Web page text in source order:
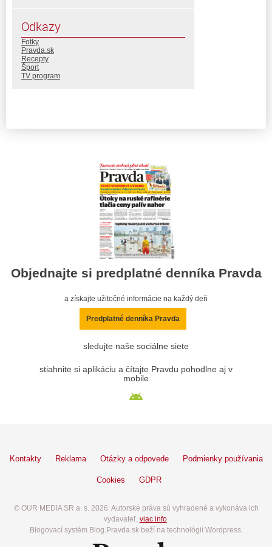
Odkazy
Fotky
Pravda.sk
Recepty
Šport
TV program
Objednajte si predplatné denníka Pravda
a získajte užitočné informácie na každý deň
Predplatné denníka Pravda
sledujte naše sociálne siete
stiahnite si aplikáciu a čítajte Pravdu pohodlne aj v
mobile
Kontakty Reklama Otázky a odpovede Podmienky používania
Cookies GDPR
© OUR MEDIA SR a. s. 2026. Autorské práva sú vyhradené a vykonáva ich
vydavateľ, viac info.
Blogovací systém Blog.Pravda.sk beží na technológií Wordpress.